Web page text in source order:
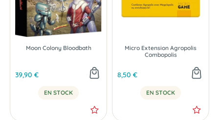
Moon Colony Bloodbath
39,90 €
EN STOCK
Micro Extension Agropolis
Combopolis
8,50 €
EN STOCK